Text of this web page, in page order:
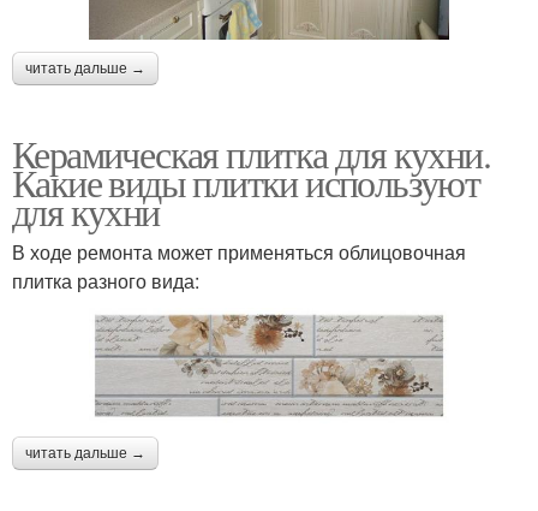
читать дальше →
Керамическая плитка для кухни.
Какие виды плитки используют
для кухни
В ходе ремонта может применяться облицовочная
плитка разного вида:
читать дальше →